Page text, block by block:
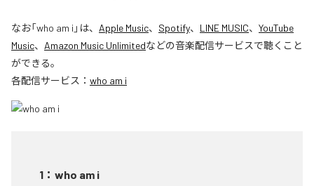
なお「who am i 」は、 Apple Music、 Spotify、 LINE MUSIC、 YouTube
Music、 Amazon Music Unlimitedなどの音楽配信サービスで聴くこと
ができる。
各配信サービス： who am i
1 ： who am i